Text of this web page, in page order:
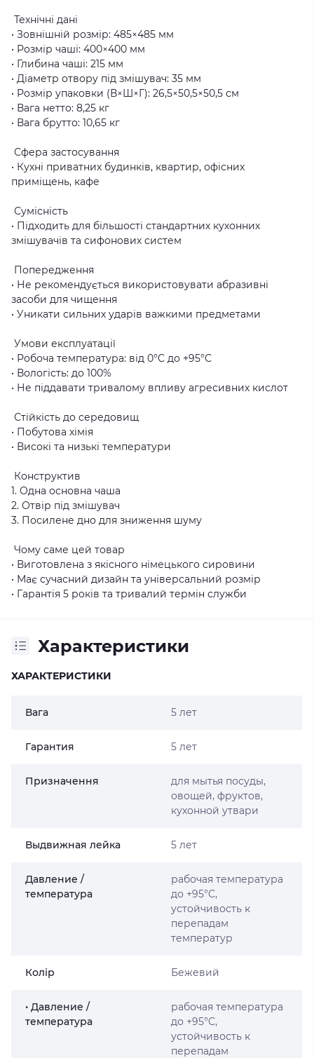
Технічні дані
• Зовнішній розмір: 485×485 мм
• Розмір чаші: 400×400 мм
• Глибина чаші: 215 мм
• Діаметр отвору під змішувач: 35 мм
• Розмір упаковки (В×Ш×Г): 26,5×50,5×50,5 см
• Вага нетто: 8,25 кг
• Вага брутто: 10,65 кг
Сфера застосування
• Кухні приватних будинків, квартир, офісних
приміщень, кафе
Сумісність
• Підходить для більшості стандартних кухонних
змішувачів та сифонових систем
Попередження
• Не рекомендується використовувати абразивні
засоби для чищення
• Уникати сильних ударів важкими предметами
Умови експлуатації
• Робоча температура: від 0°C до +95°C
• Вологість: до 100%
• Не піддавати тривалому впливу агресивних кислот
Стійкість до середовищ
• Побутова хімія
• Високі та низькі температури
Конструктив
1. Одна основна чаша
2. Отвір під змішувач
3. Посилене дно для зниження шуму
Чому саме цей товар
• Виготовлена з якісного німецького сировини
• Має сучасний дизайн та універсальний розмір
• Гарантія 5 років та тривалий термін служби
Характеристики
ХАРАКТЕРИСТИКИ
Вага 5 лет
Гарантия 5 лет
Призначення
для мытья посуды,
овощей, фруктов,
кухонной утвари
Выдвижная лейка 5 лет
Давление /
температура
рабочая температура
до +95°C,
устойчивость к
перепадам
температур
Колір Бежевий
• Давление /
температура
рабочая температура
до +95°C,
устойчивость к
перепадам